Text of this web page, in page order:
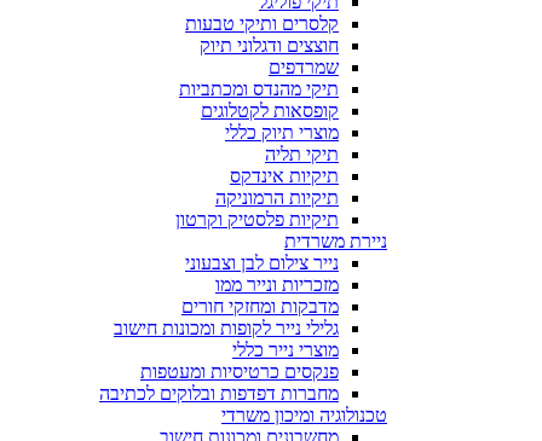
קלסרים ותיקי טבעות
חוצצים ודגלוני תיוק
שמרדפים
תיקי מהנדס ומכתביות
קופסאות לקטלוגים
מוצרי תיוק כללי
תיקי תליה
תיקיות אינדקס
תיקיות הרמוניקה
תיקיות פלסטיק וקרטון
ניירת משרדית
נייר צילום לבן וצבעוני
מזכריות ונייר ממו
מדבקות ומחזקי חורים
גלילי נייר לקופות ומכונות חישוב
מוצרי נייר כללי
פנקסים כרטיסיות ומעטפות
מחברות דפדפות ובלוקים לכתיבה
טכנולוגיה ומיכון משרדי
מחשבונים ומכונות חישוב